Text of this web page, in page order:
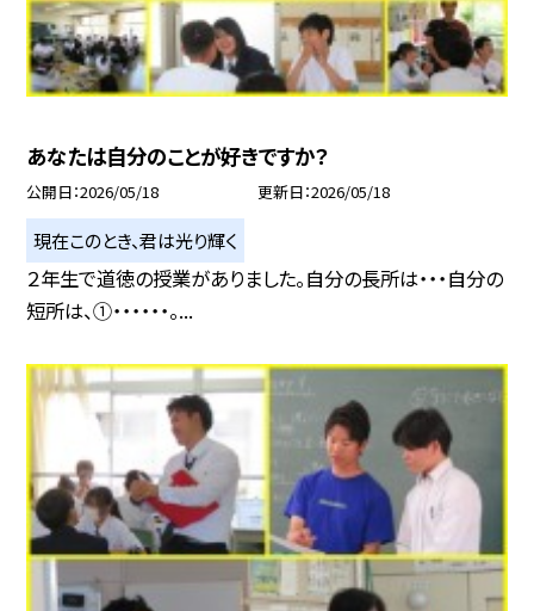
あなたは自分のことが好きですか？
公開日 2026/05/18 更新日 2026/05/18
現在このとき、君は光り輝く
２年生で道徳の授業がありました。自分の長所は・・・自分の
短所は、①・・・・・・。...